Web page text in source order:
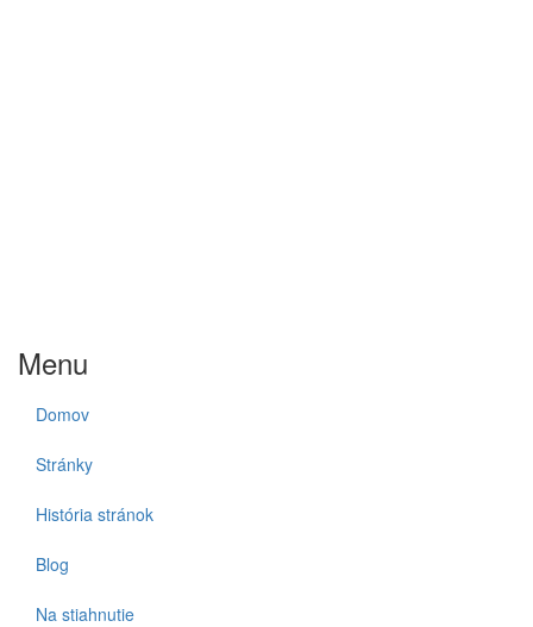
Menu
Domov
Stránky
História stránok
Blog
Na stiahnutie